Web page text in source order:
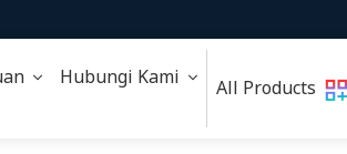
Hubungi Kami All Products